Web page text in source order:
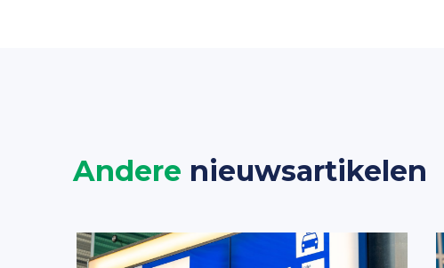
Andere nieuwsartikelen